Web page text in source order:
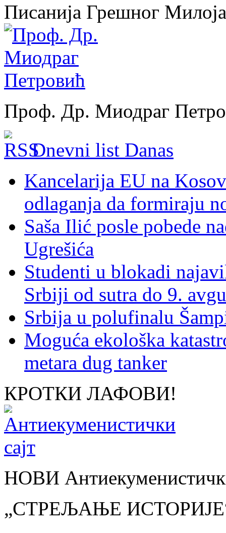
Писанија Грешног Милоја
Проф. Др. Миодраг
Dnevni list Danas
Kancelarija EU na
odlaganja da formiraju
Saša Ilić posle pobede
Ugrešića
Studenti u blokadi
Srbiji od sutra do 9.
Srbija u polufinalu
Moguća ekološka
metara dug tanker
КРОТКИ ЛАФОВИ!
НОВИ
„СТРЕЉАЊЕ